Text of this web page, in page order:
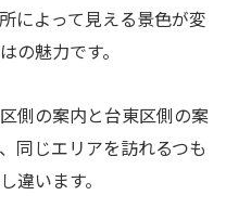
によって見える景色が変
の魅力です。
側の案内と台東区側の案
同じエリアを訪れるつも
違います。